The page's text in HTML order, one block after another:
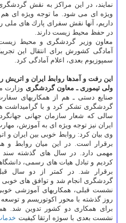
نمایند، در این مراكز به نقش
ویژه ای می شود. ما توجه ویژه ای
داریم، آنها نقش سفرای پارك های ملی
در حفظ محیط زیست دارند.
معاون وزیر گردشگری و محیط زیست
آمادگی كشورش برای انتقال این
سمپوزیوم بعدی، اعلام آمادگی كرد.
این رفت و آمدها روابط ایران و اتریش
ولی تیموری ـ معاون گردشگری وزارت
صنایع دستی ـ هم از همكاریهای
گردشگری تشكر كرد و با گرامیداشت
سالی كه شعار سازمان جهانی
ایران نیز توجه ویژه ای به آموزش،
وی بیان كرد: روابط خوبی بین ایران و
برقرار است. در این میان روابط و
مهمی دارد. در سال های گذشته سند
كردیم و تبادل هیات های رسمی،
برقرار شد. در كمتر از دو سال
گردشگری انجام شد و توافق های خوبی
نشست قبلی، همكاریهای آموزشی
روز گذشته با محور اكوتوریسم و
برای همكاری دو كشور تدوین شد.
نشست بعدی با سوژه ارتقا كیفیت